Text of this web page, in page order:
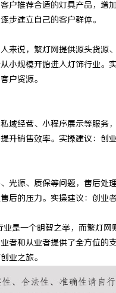
户推荐合适的灯具产品，
步建立自己的客户群体。
说，繁灯网提供源头货源
小规模开始进入灯饰行业
户资源。
经营、小程序展示等服务
升销售效率。实操建议：
源、质保等问题，售后处
后的压力。实操建议：创
一个明智之举，而繁灯网
者和从业者提供了全方位
业之旅。